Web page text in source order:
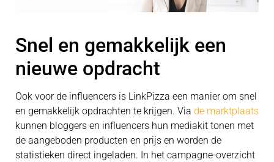
Snel en gemakkelijk een
nieuwe opdracht
Ook voor de influencers is LinkPizza een manier om snel
en gemakkelijk opdrachten te krijgen. Via de marktplaats
kunnen bloggers en influencers hun mediakit tonen met
de aangeboden producten en prijs en worden de
statistieken direct ingeladen. In het campagne-overzicht